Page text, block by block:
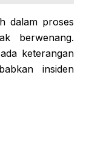
dalam proses
berwenang.
keterangan
insiden